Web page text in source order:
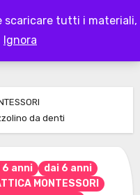
scaricare tutti i materiali,
Ignora
da denti
6 anni
dai 6 anni
MONTESSORI